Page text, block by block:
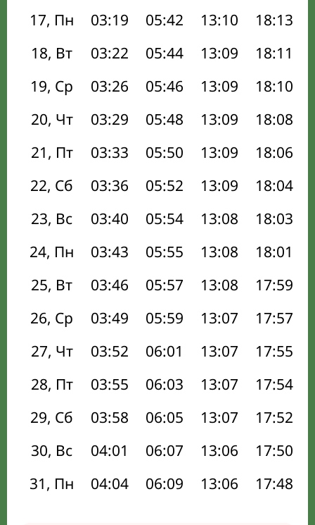
17, Пн
03:19 05:42 13:10 18:13
18, Вт
03:22 05:44 13:09 18:11
19, Ср
03:26 05:46 13:09 18:10
20, Чт
03:29 05:48 13:09 18:08
21, Пт
03:33 05:50 13:09 18:06
22, Сб
03:36 05:52 13:09 18:04
23, Вс
03:40 05:54 13:08 18:03
24, Пн
03:43 05:55 13:08 18:01
25, Вт
03:46 05:57 13:08 17:59
26, Ср
03:49 05:59 13:07 17:57
27, Чт
03:52 06:01 13:07 17:55
28, Пт
03:55 06:03 13:07 17:54
29, Сб
03:58 06:05 13:07 17:52
30, Вс
04:01 06:07 13:06 17:50
31, Пн
04:04 06:09 13:06 17:48